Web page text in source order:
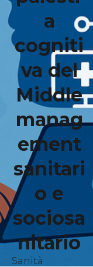
a
cogniti
va del
Middle
manag
ement
sanitari
o e
sociosa
nitario
Sanità